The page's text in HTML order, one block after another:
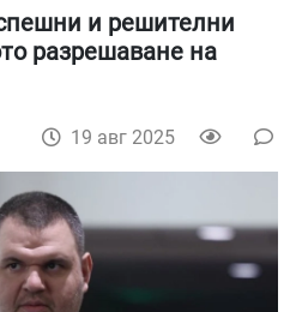
и решителни
разрешаване на
19 авг 2025